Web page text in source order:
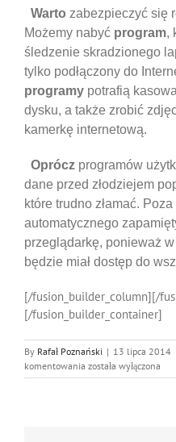
Warto zabezpieczyć się
Możemy nabyć program,
śledzenie skradzionego
tylko podłączony do
programy potrafią
dysku, a także zrobić
kamerkę internetową.
Oprócz programów
dane przed złodziejem
które trudno złamać.
automatycznego
przeglądarkę, ponieważ
będzie miał dostęp do
[/fusion_builder_column][/
[/fusion_builder_container]
By Rafał Poznański | 13 lipca 2014
komentowania Zabezpieczenie
laptopa
została wyłączona